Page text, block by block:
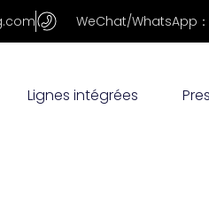
WeChat/WhatsApp：
Lignes intégrées